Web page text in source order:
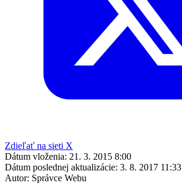
Zdieľať na sieti X
Dátum vloženia: 21. 3. 2015 8:00
Dátum poslednej aktualizácie: 3. 8. 2017 11:33
Autor: Správce Webu